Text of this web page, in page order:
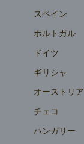
スペイン
ポルトガル
ドイツ
ギリシャ
オーストリア
チェコ
ハンガリー